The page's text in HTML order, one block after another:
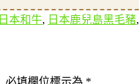
日本和牛, 日本鹿兒島黑毛豬,